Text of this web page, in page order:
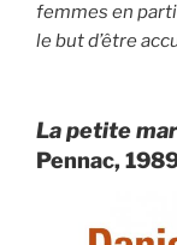
femmes en
le but d’être
La petite
Pennac,